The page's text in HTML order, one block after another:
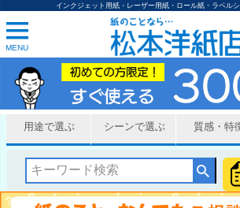
インクジェット用紙・レーザー用紙・ロール紙・ラベル
MENU
用途で選ぶ シーンで選ぶ 質感・特